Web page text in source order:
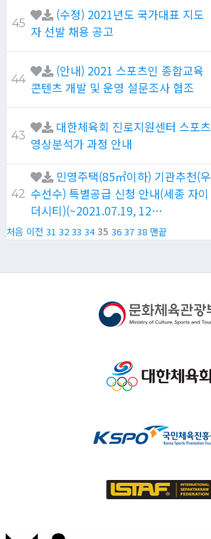
45
(수정) 2021년도 국가대표 지도
자 선발 채용 공고
44
(안내) 2021 스포츠인 종합교육
콘텐츠 개발 및 운영 설문조사 협조
43
대한체육회 진로지원센터 스포츠
영상분석가 과정 안내
42
민영주택(85㎡이하) 기관추천(우
수선수) 특별공급 신청 안내(세종 자이
더시티)(~2021.07.19, 12…
처음 이전 31 32 33 34 35 36 37 38 맨끝